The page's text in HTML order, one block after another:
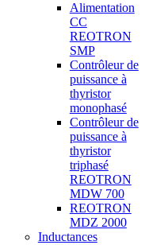
Alimentation
CC
REOTRON
SMP
Contrôleur de
puissance à
thyristor
monophasé
Contrôleur de
puissance à
thyristor
triphasé
REOTRON
MDW 700
REOTRON
MDZ 2000
Inductances